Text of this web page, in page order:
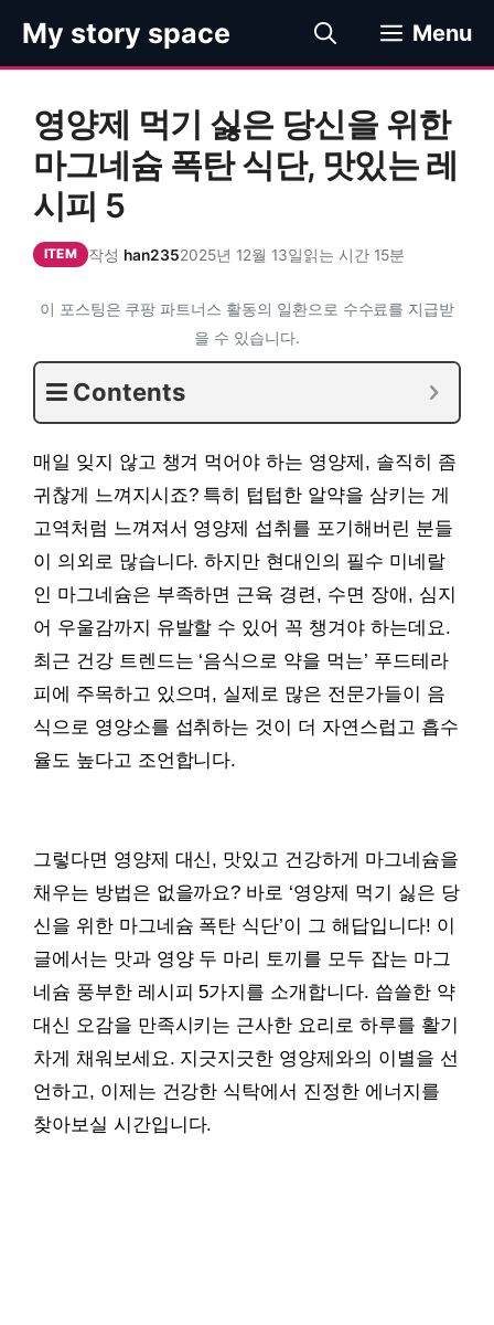
츠
My story space Menu
영양제 먹기 싫은 당신을 위한
마그네슘 폭탄 식단, 맛있는 레
시피 5
ITEM 작성 han2352025년 12월 13일읽는 시간 15분
이 포스팅은 쿠팡 파트너스 활동의 일환으로 수수료를 지급받
을 수 있습니다.
Contents
매일 잊지 않고 챙겨 먹어야 하는 영양제, 솔직히 좀
귀찮게 느껴지시죠? 특히 텁텁한 알약을 삼키는 게
고역처럼 느껴져서 영양제 섭취를 포기해버린 분들
이 의외로 많습니다. 하지만 현대인의 필수 미네랄
인 마그네슘은 부족하면 근육 경련, 수면 장애, 심지
어 우울감까지 유발할 수 있어 꼭 챙겨야 하는데요.
최근 건강 트렌드는 ‘음식으로 약을 먹는’ 푸드테라
피에 주목하고 있으며, 실제로 많은 전문가들이 음
식으로 영양소를 섭취하는 것이 더 자연스럽고 흡수
율도 높다고 조언합니다.
그렇다면 영양제 대신, 맛있고 건강하게 마그네슘을
채우는 방법은 없을까요? 바로 ‘영양제 먹기 싫은 당
신을 위한 마그네슘 폭탄 식단’이 그 해답입니다! 이
글에서는 맛과 영양 두 마리 토끼를 모두 잡는 마그
네슘 풍부한 레시피 5가지를 소개합니다. 씁쓸한 약
대신 오감을 만족시키는 근사한 요리로 하루를 활기
차게 채워보세요. 지긋지긋한 영양제와의 이별을 선
언하고, 이제는 건강한 식탁에서 진정한 에너지를
찾아보실 시간입니다.